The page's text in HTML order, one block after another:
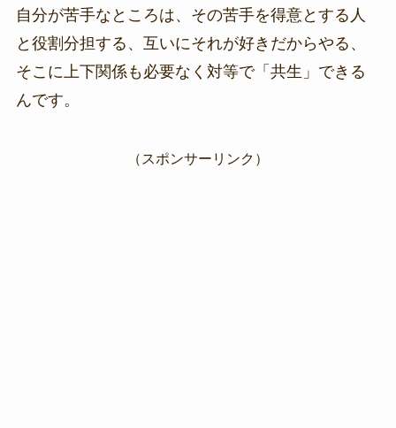
自分が苦手なところは、その苦手を得意とする人
と役割分担する、互いにそれが好きだからやる、
そこに上下関係も必要なく対等で「共生」できる
んです。
（スポンサーリンク）